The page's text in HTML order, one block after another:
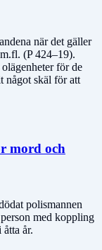
när det gäller
(P 424–19).
för de
något skäl för att
mord och
polismannen
med koppling
år.